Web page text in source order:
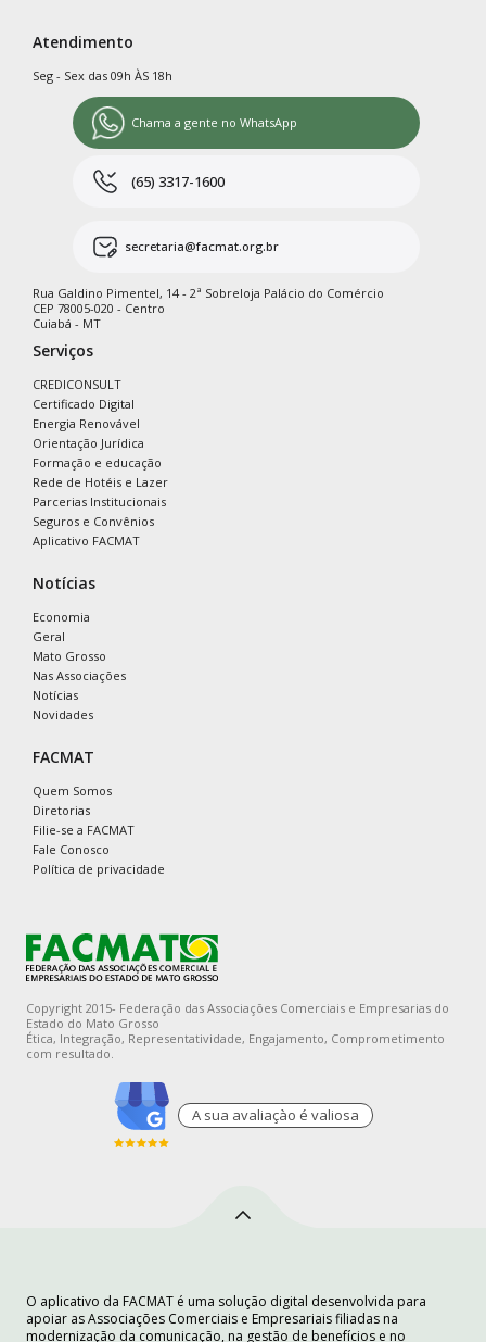
Atendimento
Seg - Sex das 09h ÀS 18h
Chama a gente no WhatsApp
(65) 3317-1600
secretaria@facmat.org.br
Rua Galdino Pimentel, 14 - 2ª Sobreloja Palácio do Comércio
CEP 78005-020 - Centro
Cuiabá - MT
Serviços
CREDICONSULT
Certificado Digital
Energia Renovável
Orientação Jurídica
Formação e educação
Rede de Hotéis e Lazer
Parcerias Institucionais
Seguros e Convênios
Aplicativo FACMAT
Notícias
Economia
Geral
Mato Grosso
Nas Associações
Notícias
Novidades
FACMAT
Quem Somos
Diretorias
Filie-se a FACMAT
Fale Conosco
Política de privacidade
Copyright 2015- Federação das Associações Comerciais e Empresarias do
Estado do Mato Grosso
Ética, Integração, Representatividade, Engajamento, Comprometimento
com resultado.
A sua avaliaçào é valiosa
O aplicativo da FACMAT é uma solução digital desenvolvida para
apoiar as Associações Comerciais e Empresariais filiadas na
modernização da comunicação, na gestão de benefícios e no